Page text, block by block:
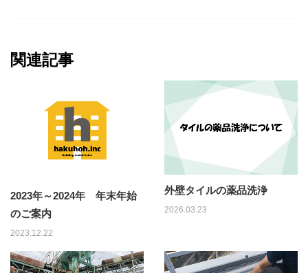
関連記事
2023年～2024年 年末年始
のご案内
2023.12.22
外壁タイルの薬品洗浄
2026.03.23